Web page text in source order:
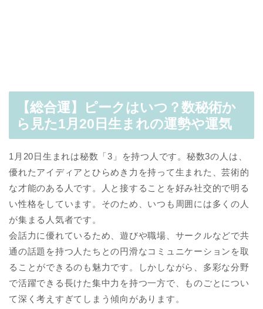
【総合運】ピークはいつ？数秘術か
ら見た1月20日生まれの運勢や運気
1月20日生まれは秘数「3」を持つ人です。秘数3の人は、
優れたアイディアとひらめき力を持って生まれた、芸術的
な才能のある人です。人と接することを好み社交的で明る
い性格をしています。そのため、いつも周囲には多くの人
が集まる人気者です。
会話力に優れているため、遊びや職場、サークルなどで共
通の話題を持つ人たちとの円滑なコミュニケーションを取
ることができるのも魅力です。しかしながら、多彩な分野
で活躍できる長けた集中力を持つ一方で、ものごとについ
て深く考えすぎてしまう傾向があります。